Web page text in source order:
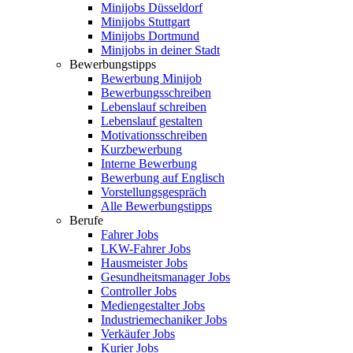
Minijobs Düsseldorf
Minijobs Stuttgart
Minijobs Dortmund
Minijobs in deiner Stadt
Bewerbungstipps
Bewerbung Minijob
Bewerbungsschreiben
Lebenslauf schreiben
Lebenslauf gestalten
Motivationsschreiben
Kurzbewerbung
Interne Bewerbung
Bewerbung auf Englisch
Vorstellungsgespräch
Alle Bewerbungstipps
Berufe
Fahrer Jobs
LKW-Fahrer Jobs
Hausmeister Jobs
Gesundheitsmanager Jobs
Controller Jobs
Mediengestalter Jobs
Industriemechaniker Jobs
Verkäufer Jobs
Kurier Jobs